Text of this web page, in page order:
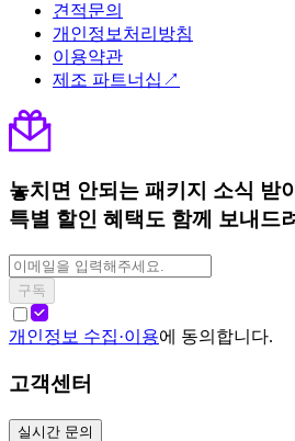
견적문의
개인정보처리방침
이용약관
제조 파트너십↗
놓치면 안되는 패키지 소식 받
특별 할인 혜택도 함께 보내드
구독
개인정보 수집·이용에 동의합니다.
고객센터
실시간 문의